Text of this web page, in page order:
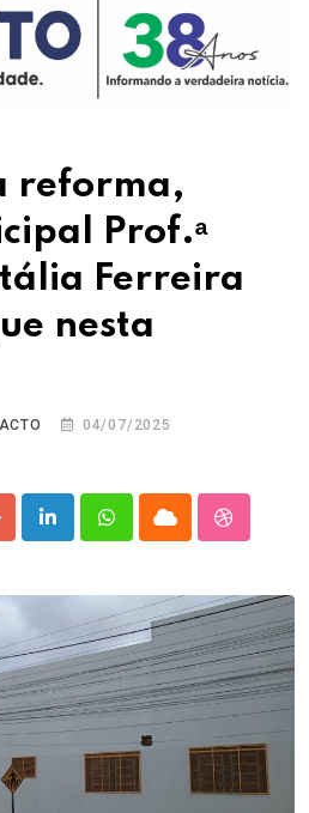
reforma,
Prof.ᵃ
Ferreira
nesta
04/07/2025
LinkedInWhatsappCloud